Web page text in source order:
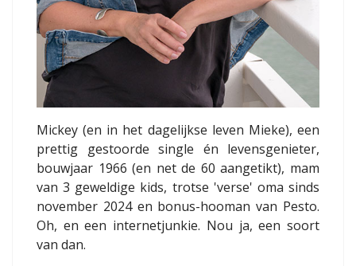
Mickey (en in het dagelijkse leven Mieke), een
prettig gestoorde single én levensgenieter,
bouwjaar 1966 (en net de 60 aangetikt), mam
van 3 geweldige kids, trotse 'verse' oma sinds
november 2024 en bonus-hooman van Pesto.
Oh, en een internetjunkie. Nou ja, een soort
van dan.